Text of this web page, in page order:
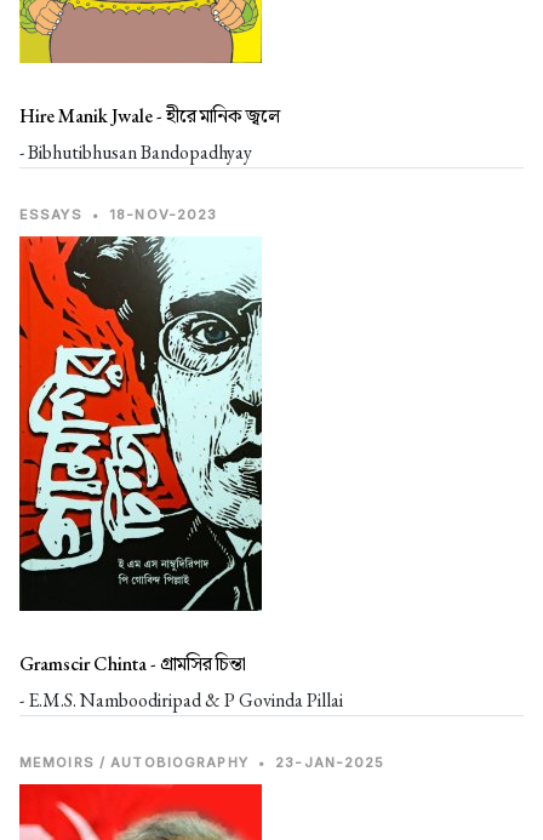
Hire Manik Jwale -হীরে মানিক জ্বলে
- Bibhutibhusan Bandopadhyay
ESSAYS • 18-NOV-2023
Gramscir Chinta -গ্রামসির চিন্তা
- E.M.S. Namboodiripad & P Govinda Pillai
MEMOIRS / AUTOBIOGRAPHY • 23-JAN-2025